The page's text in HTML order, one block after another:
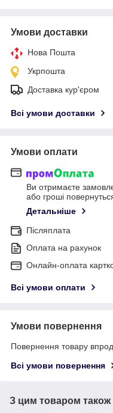
Умови доставки
Нова Пошта
Укрпошта
Доставка кур'єром
Всі умови доставки
Умови оплати
Ви отримаєте
або гроші
Детальніше
Післяплата
Оплата на рахунок
Онлайн-оплата
Всі умови оплати
Умови повернення
Повернення товару
Всі умови повернення
З цим товаром